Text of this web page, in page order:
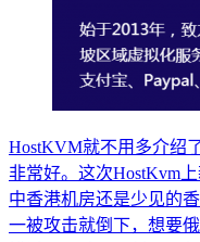
HostKVM就不用多介绍
非常好。这次HostKvm
中香港机房还是少见的
一被攻击就倒下，想要